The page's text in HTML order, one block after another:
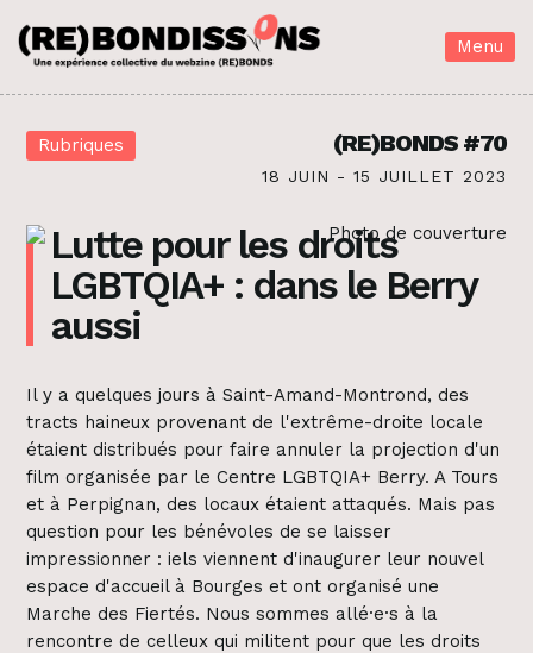
Menu
Rubriques (RE)BONDS #70
18 JUIN - 15 JUILLET 2023
Lutte pour les droits
LGBTQIA+ : dans le Berry
aussi
Il y a quelques jours à Saint-Amand-Montrond, des
tracts haineux provenant de l'extrême-droite locale
étaient distribués pour faire annuler la projection d'un
film organisée par le Centre LGBTQIA+ Berry. A Tours
et à Perpignan, des locaux étaient attaqués. Mais pas
question pour les bénévoles de se laisser
impressionner : iels viennent d'inaugurer leur nouvel
espace d'accueil à Bourges et ont organisé une
Marche des Fiertés. Nous sommes allé·e·s à la
rencontre de celleux qui militent pour que les droits